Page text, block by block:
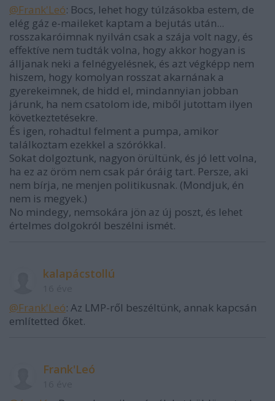
@Frank'Leó: Bocs, lehet hogy túlzásokba estem, de
elég gáz e-maileket kaptam a bejutás után...
rosszakaróimnak nyilván csak a szája volt nagy, és
effektíve nem tudták volna, hogy akkor hogyan is
álljanak neki a felnégyelésnek, és azt végképp nem
hiszem, hogy komolyan rosszat akarnának a
gyerekeimnek, de hidd el, mindannyian jobban
járunk, ha nem csatolom ide, miből jutottam ilyen
következtetésekre.
És igen, rohadtul felment a pumpa, amikor
találkoztam ezekkel a szórókkal.
Sokat dolgoztunk, nagyon örültünk, és jó lett volna,
ha ez az öröm nem csak pár óráig tart. Persze, aki
nem bírja, ne menjen politikusnak. (Mondjuk, én
nem is megyek.)
No mindegy, nemsokára jön az új poszt, és lehet
értelmes dolgokról beszélni ismét.
kalapácstollú
@Frank'Leó: Az LMP-ről beszéltünk, annak kapcsán
említetted őket.
Frank'Leó